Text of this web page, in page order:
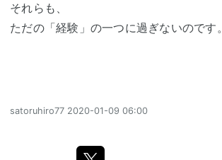
それらも、
ただの「経験」の一つに過ぎないのです。
satoruhiro77 2020-01-09 06:00